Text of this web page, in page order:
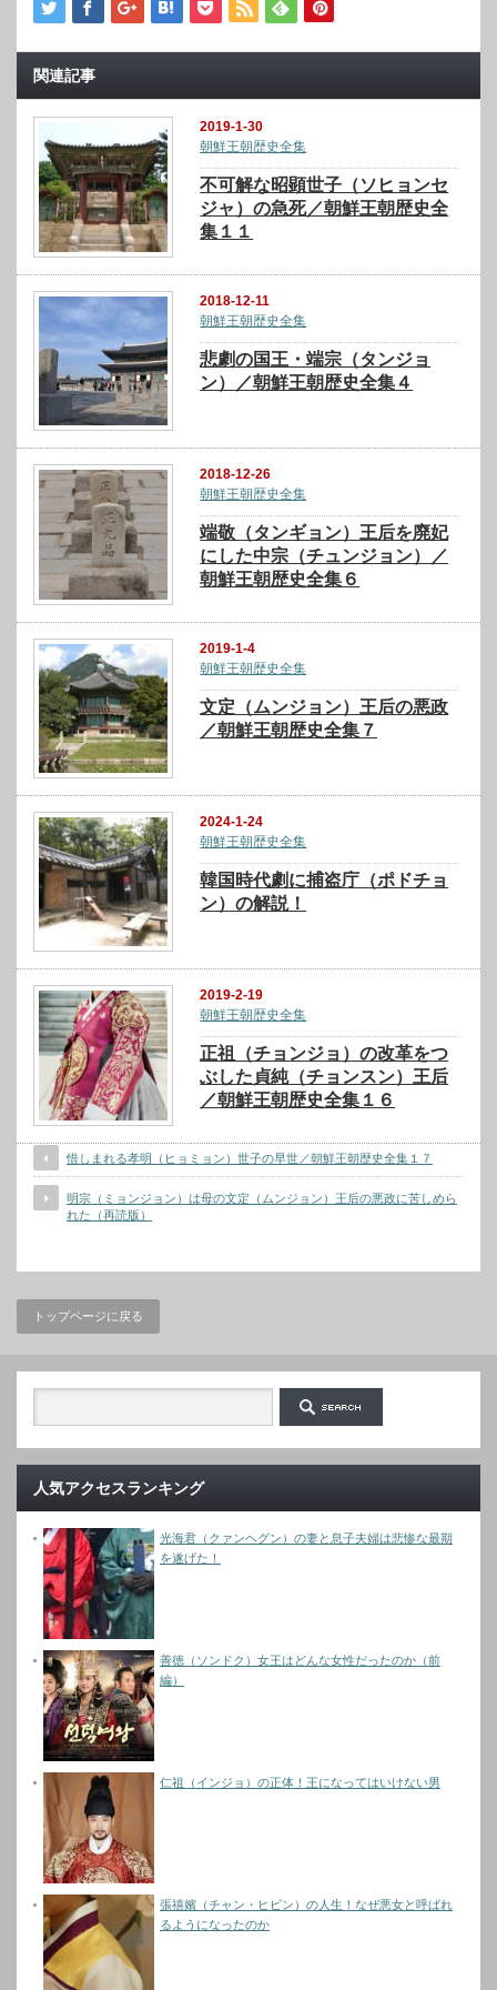
関連記事
2019-1-30
朝鮮王朝歴史全集
不可解な昭顕世子（ソヒョンセ
ジャ）の急死／朝鮮王朝歴史全
集１１
2018-12-11
朝鮮王朝歴史全集
悲劇の国王・端宗（タンジョ
ン）／朝鮮王朝歴史全集４
2018-12-26
朝鮮王朝歴史全集
端敬（タンギョン）王后を廃妃
にした中宗（チュンジョン）／
朝鮮王朝歴史全集６
2019-1-4
朝鮮王朝歴史全集
文定（ムンジョン）王后の悪政
／朝鮮王朝歴史全集７
2024-1-24
朝鮮王朝歴史全集
韓国時代劇に捕盗庁（ポドチョ
ン）の解説！
2019-2-19
朝鮮王朝歴史全集
正祖（チョンジョ）の改革をつ
ぶした貞純（チョンスン）王后
／朝鮮王朝歴史全集１６
惜しまれる孝明（ヒョミョン）世子の早世／朝鮮王朝歴史全集１７
明宗（ミョンジョン）は母の文定（ムンジョン）王后の悪政に苦しめら
れた（再読版）
トップページに戻る
人気アクセスランキング
光海君（クァンヘグン）の妻と息子夫婦は悲惨な最期
を遂げた！
善徳（ソンドク）女王はどんな女性だったのか（前
編）
仁祖（インジョ）の正体！王になってはいけない男
張禧嬪（チャン・ヒビン）の人生！なぜ悪女と呼ばれ
るようになったのか